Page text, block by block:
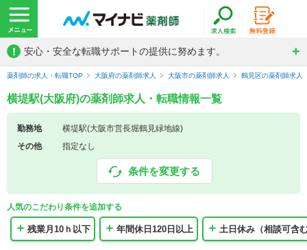
! 安心・安全な転職サポートの提供に努めます。
薬剤師の求人・転職TOP 大阪府の薬剤師求人 大阪市の薬剤師求人 鶴見区の薬剤師求人
横堤駅(大阪府)の薬剤師求人・転職情報一覧
勤務地
横堤駅(大阪市営長堀鶴見緑地線)
その他
指定なし
条件を変更する
人気のこだわり条件を追加する
残業月10ｈ以下 年間休日120日以上 土日休み（相談可含